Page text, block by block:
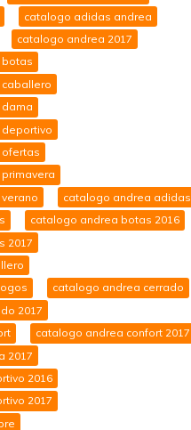
catalogo adidas andrea
catalogo andrea 2017
botas
ofertas
catalogo andrea adidas
catalogo andrea botas 2016
2017
catalogo andrea cerrado
2017
catalogo andrea confort 2017
2017
2016
2017